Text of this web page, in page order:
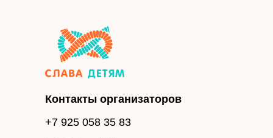
Контакты организаторов
+7 925 058 35 83